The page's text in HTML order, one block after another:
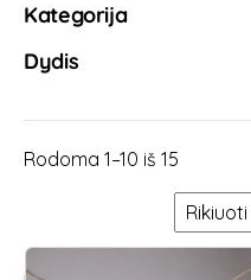
Kategorija
Dydis
Rodoma 1–10 iš 15